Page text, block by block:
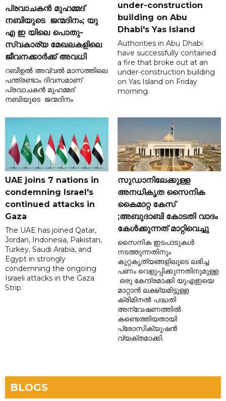
പ്രവാചകൻ മുഹമ്മദ്
നബിയുടെ ജന്മദിനം; യു
എ ഇ യിലെ പൊതു-
സ്വകാര്യ മേഖലകളിലെ
ജീവനക്കാർക്ക് അവധി
റബീഉൽ അവ്വൽ മാസത്തിലെ
പന്ത്രണ്ടാം ദിവസമാണ്
പ്രവാചകൻ മുഹമ്മദ്
നബിയുടെ ജന്മദിനം
under-construction
building on Abu
Dhabi's Yas Island
Authorities in Abu Dhabi
have successfully contained
a fire that broke out at an
under-construction building
on Yas Island on Friday
morning.
UAE joins 7 nations in
condemning Israel's
continued attacks in
Gaza
The UAE has joined Qatar,
Jordan, Indonesia, Pakistan,
Turkey, Saudi Arabia, and
Egypt in strongly
condemning the ongoing
Israeli attacks in the Gaza
Strip.
സുഡാനിലേക്കുള്ള
അനധികൃത സൈനിക
കൈമാറ്റ കേസ്
;അബുദാബി കോടതി വാദം
കേൾക്കുന്നത് മാറ്റിവെച്ചു
സൈനിക ഇടപാടുകൾ
നടത്തുന്നതിനും
കുറ്റകൃത്യങ്ങളിലൂടെ ലഭിച്ച
പണം വെളുപ്പിക്കുന്നതിനുമുള്ള
ഒരു കേന്ദ്രമാക്കി യുഎഇയെ
മാറ്റാൻ ലക്ഷ്യമിട്ടുള്ള
ക്രിമിനൽ പദ്ധതി
അന്വേഷണത്തിൽ
കണ്ടെത്തിയതായി
പ്രോസിക്യൂഷൻ
വ്യക്തമാക്കി.
BLOGS